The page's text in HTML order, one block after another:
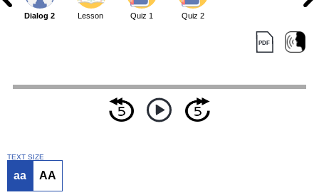
Dialog 2 Lesson Quiz 1 Quiz 2
TEXT SIZE
aa AA